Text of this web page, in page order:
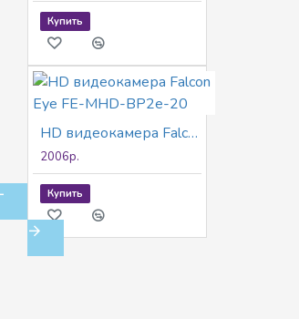
Купить
HD видеокамера Falcon Eye FE-MHD-BP2e-20
2006р.
Купить